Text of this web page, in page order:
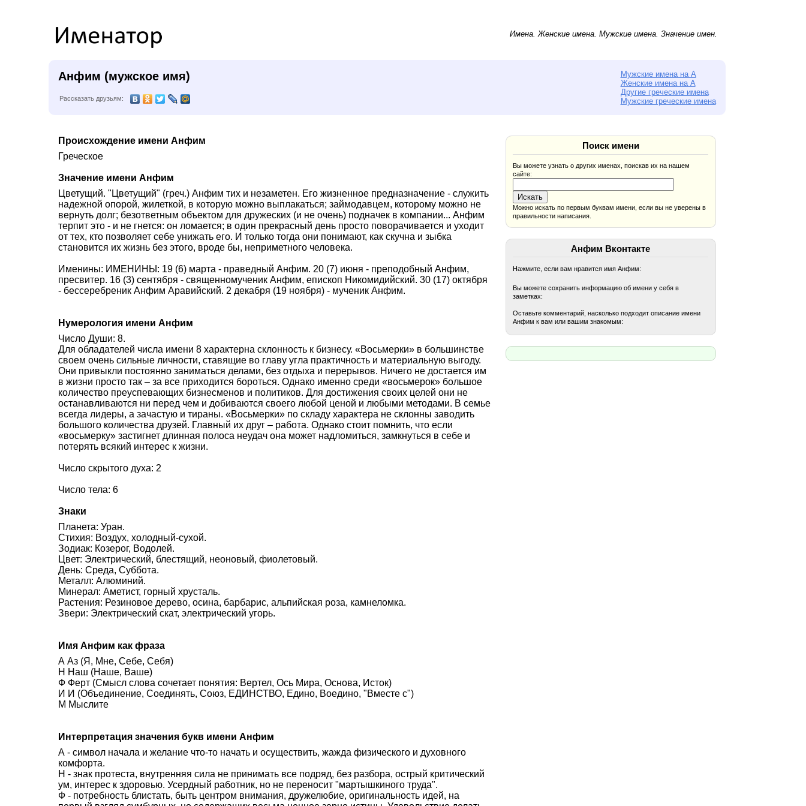
Имена.Женские имена.Мужские имена. Значение имен.
Анфим (мужское имя)
Мужские имена на А
Женские имена на А
Другие греческие имена
Мужские греческие имена
Рассказать друзьям:
Происхождение имени Анфим
Греческое
Значение имени Анфим
Цветущий. "Цветущий" (греч.) Анфим тих и незаметен. Его жизненное предназначение - служить
надежной опорой, жилеткой, в которую можно выплакаться; займодавцем, которому можно не
вернуть долг; безответным объектом для дружеских (и не очень) подначек в компании... Анфим
терпит это - и не гнется: он ломается; в один прекрасный день просто поворачивается и уходит
от тех, кто позволяет себе унижать его. И только тогда они понимают, как скучна и зыбка
становится их жизнь без этого, вроде бы, неприметного человека.
Именины: ИМЕНИНЫ: 19 (6) марта - праведный Анфим. 20 (7) июня - преподобный Анфим,
пресвитер. 16 (3) сентября - священномученик Анфим, епископ Никомидийский. 30 (17) октября
- бессеребреник Анфим Аравийский. 2 декабря (19 ноября) - мученик Анфим.
Нумерология имени Анфим
Число Души: 8.
Для обладателей числа имени 8 характерна склонность к бизнесу. «Восьмерки» в большинстве
своем очень сильные личности, ставящие во главу угла практичность и материальную выгоду.
Они привыкли постоянно заниматься делами, без отдыха и перерывов. Ничего не достается им
в жизни просто так – за все приходится бороться. Однако именно среди «восьмерок» большое
количество преуспевающих бизнесменов и политиков. Для достижения своих целей они не
останавливаются ни перед чем и добиваются своего любой ценой и любыми методами. В семье
всегда лидеры, а зачастую и тираны. «Восьмерки» по складу характера не склонны заводить
большого количества друзей. Главный их друг – работа. Однако стоит помнить, что если
«восьмерку» застигнет длинная полоса неудач она может надломиться, замкнуться в себе и
потерять всякий интерес к жизни.
Число скрытого духа: 2
Число тела: 6
Знаки
Планета: Уран.
Стихия: Воздух, холодный-сухой.
Зодиак: Козерог, Водолей.
Цвет: Электрический, блестящий, неоновый, фиолетовый.
День: Среда, Суббота.
Металл: Алюминий.
Минерал: Аметист, горный хрусталь.
Растения: Резиновое дерево, осина, барбарис, альпийская роза, камнеломка.
Звери: Электрический скат, электрический угорь.
Имя Анфим как фраза
А Аз (Я, Мне, Себе, Себя)
Н Наш (Наше, Ваше)
Ф Ферт (Смысл слова сочетает понятия: Вертел, Ось Мира, Основа, Исток)
И И (Объединение, Соединять, Союз, ЕДИНСТВО, Едино, Воедино, "Вместе с")
М Мыслите
Интерпретация значения букв имени Анфим
А - символ начала и желание что-то начать и осуществить, жажда физического и духовного
комфорта.
Н - знак протеста, внутренняя сила не принимать все подряд, без разбора, острый критический
ум, интерес к здоровью. Усердный работник, но не переносит "мартышкиного труда".
Ф - потребность блистать, быть центром внимания, дружелюбие, оригинальность идей, на
Поиск имени
Вы можете узнать о других именах, поискав их на нашем
сайте:
Можно искать по первым буквам имени, если вы не уверены в
правильности написания.
Анфим Вконтакте
Нажмите, если вам нравится имя Анфим:
Вы можете сохранить информацию об имени у себя в
заметках:
Оставьте комментарий, насколько подходит описание имени
Анфим к вам или вашим знакомым: